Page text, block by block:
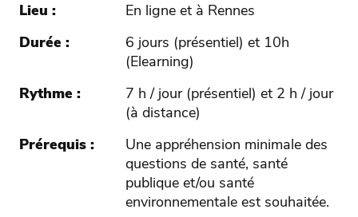
Lieu
En ligne et à Rennes
Durée
6 jours (présentiel) et 10h
(Elearning)
Rythme
7 h / jour (présentiel) et 2 h / jour
(à distance)
Prérequis
Une appréhension minimale des
questions de santé, santé
publique et/ou santé
environnementale est souhaitée.